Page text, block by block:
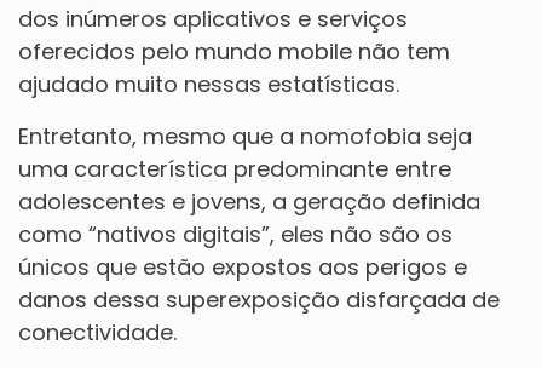
dos inúmeros aplicativos e serviços
oferecidos pelo mundo mobile não tem
ajudado muito nessas estatísticas.
Entretanto, mesmo que a nomofobia seja
uma característica predominante entre
adolescentes e jovens, a geração definida
como “nativos digitais”, eles não são os
únicos que estão expostos aos perigos e
danos dessa superexposição disfarçada de
conectividade.